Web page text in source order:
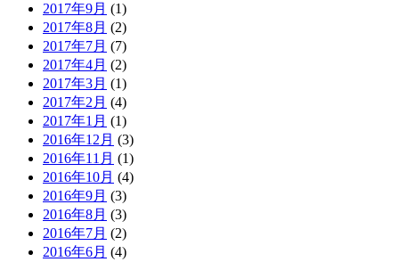
2017年9月 (1)
2017年8月 (2)
2017年7月 (7)
2017年4月 (2)
2017年3月 (1)
2017年2月 (4)
2017年1月 (1)
2016年12月 (3)
2016年11月 (1)
2016年10月 (4)
2016年9月 (3)
2016年8月 (3)
2016年7月 (2)
2016年6月 (4)